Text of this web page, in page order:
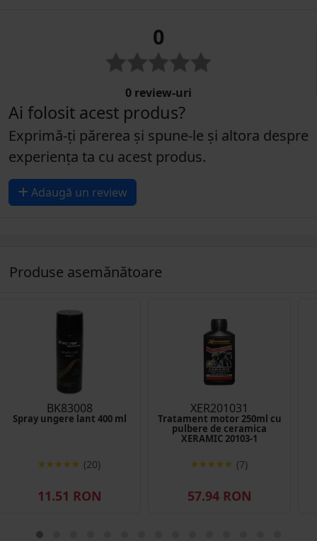
0
0 review-uri
Ai folosit acest produs?
Exprimă-ți părerea și spune-le și altora despre
experiența ta cu acest produs.
Adaugă un review
Produse asemănătoare
BK83008
Spray ungere lant 400 ml
(20)
11.51 RON
XER201031
Tratament motor 250ml cu
pulbere de ceramica
XERAMIC 20103-1
(7)
57.94 RON